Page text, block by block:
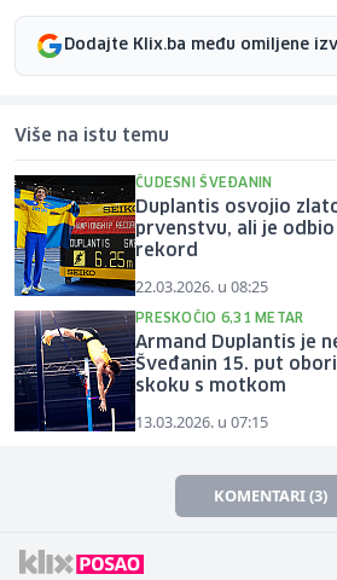
Dodajte Klix.ba među omiljene
Više na istu temu
ČUDESNI ŠVEĐANIN
Duplantis osvojio
prvenstvu, ali je
rekord
22.03.2026. u 08:25
PRESKOČIO 6,31 METAR
Armand Duplantis je
Šveđanin 15. put
skoku s motkom
13.03.2026. u 07:15
KOMENTARI (3)